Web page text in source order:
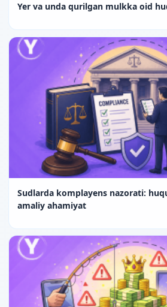
Yer va unda qurilgan mulkka oid
Sudlarda komplayens nazorati:
amaliy ahamiyat